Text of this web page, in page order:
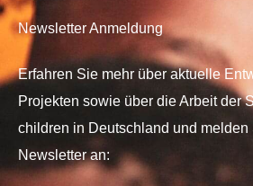
Newsletter Anmeldung
Erfahren Sie mehr über aktuelle
Projekten sowie über die Arbeit der
children in Deutschland und melden
Newsletter an: